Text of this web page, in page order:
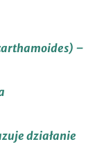
–
działanie